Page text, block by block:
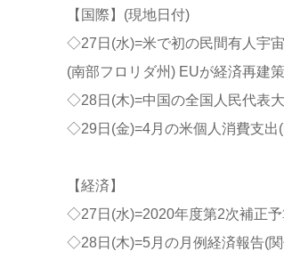
【国際】(現地日付)
◇27日(水)=米で初の民間有人宇
(南部フロリダ州) EUが経済再建
◇28日(木)=中国の全国人民代表
◇29日(金)=4月の米個人消費支出
【経済】
◇27日(水)=2020年度第2次補正
◇28日(木)=5月の月例経済報告(